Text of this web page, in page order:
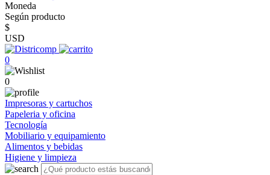
Moneda
Según producto
$
USD
0
0
Impresoras y cartuchos
Papeleria y oficina
Tecnología
Mobiliario y equipamiento
Alimentos y bebidas
Higiene y limpieza